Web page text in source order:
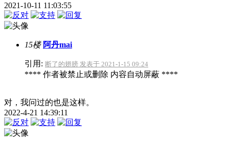
2021-10-11 11:03:55
15楼 阿丹mai
引用: 断了的翅膀 发表于 2021-1-15 09:24
**** 作者被禁止或删除 内容自动屏蔽 ****
对，我问过的也是这样。
2022-4-21 14:39:11